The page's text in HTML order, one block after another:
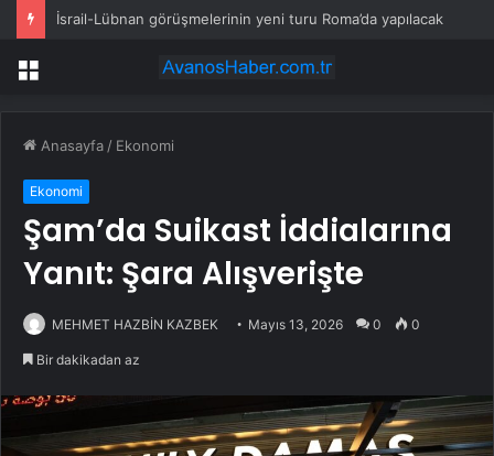
İsrail-Lübnan görüşmelerinin yeni turu Roma’da yapılacak
Menü
Anasayfa / Ekonomi
Ekonomi
Şam’da Suikast İddialarına
Yanıt: Şara Alışverişte
MEHMET HAZBİN KAZBEK Mayıs 13, 2026 0 0
Bir dakikadan az